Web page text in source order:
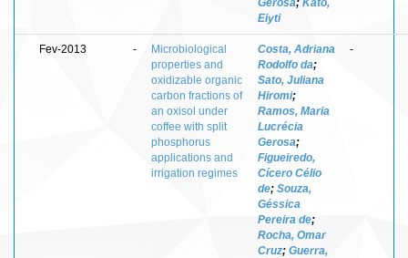
Eiyti
Fev-2013 -
Microbiological
properties and
oxidizable organic
carbon fractions of
an oxisol under
coffee with split
phosphorus
applications and
irrigation regimes
Costa, Adriana
Rodolfo da;
Sato, Juliana
Hiromi;
Ramos, Maria
Lucrécia
Gerosa;
Figueiredo,
Cícero Célio
de; Souza,
Géssica
Pereira de;
Rocha, Omar
Cruz; Guerra,
-